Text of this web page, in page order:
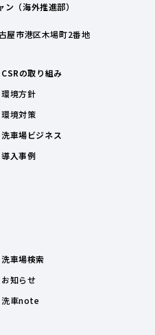
（海外推進部）
屋市港区木場町2番地
CSRの取り組み
環境方針
環境対策
洗車場ビジネス
導入事例
洗車場検索
お知らせ
洗車note